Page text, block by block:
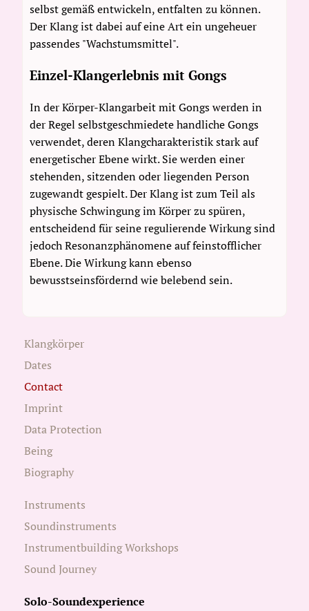
selbst gemäß entwickeln, entfalten zu können.
Der Klang ist dabei auf eine Art ein ungeheuer
passendes "Wachstumsmittel".
Einzel-Klangerlebnis mit Gongs
In der Körper-Klangarbeit mit Gongs werden in
der Regel selbstgeschmiedete handliche Gongs
verwendet, deren Klangcharakteristik stark auf
energetischer Ebene wirkt. Sie werden einer
stehenden, sitzenden oder liegenden Person
zugewandt gespielt. Der Klang ist zum Teil als
physische Schwingung im Körper zu spüren,
entscheidend für seine regulierende Wirkung sind
jedoch Resonanzphänomene auf feinstofflicher
Ebene. Die Wirkung kann ebenso
bewusstseinsfördernd wie belebend sein.
Klangkörper
Dates
Contact
Imprint
Data Protection
Being
Biography
Instruments
Soundinstruments
Instrumentbuilding Workshops
Sound Journey
Solo-Soundexperience